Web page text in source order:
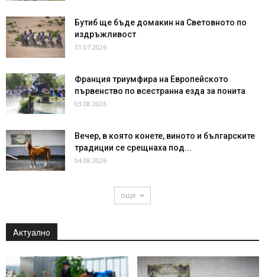
Бутиб ще бъде домакин на Световното по
издръжливост
31.07.2026
Франция триумфира на Европейското
първенство по всестранна езда за понита
03.08.2026
Вечер, в която конете, виното и българските
традиции се срещнаха под...
04.08.2026
още
Актуално